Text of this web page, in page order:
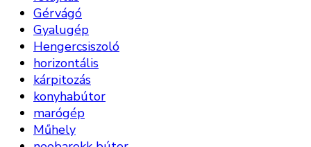
Gérvágó
Gyalugép
Hengercsiszoló
horizontális
kárpitozás
konyhabútor
marógép
Műhely